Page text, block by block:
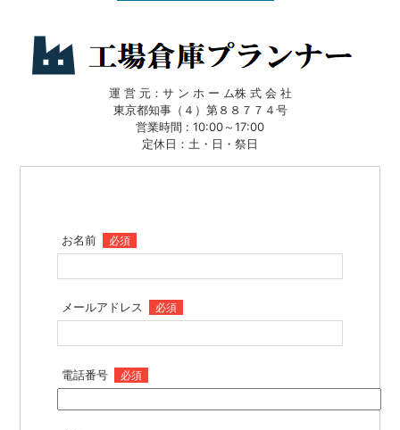
運 営 元：サ ン ホ ー ム株 式 会 社
東京都知事（４）第８８７７４号
営業時間 : 10:00～17:00
定休日：土・日・祭日
お名前 必須
メールアドレス 必須
電話番号 必須